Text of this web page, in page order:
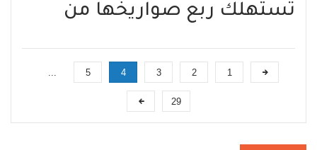
تستهلك ربع صواريخها من
1
2
3
4
5
29